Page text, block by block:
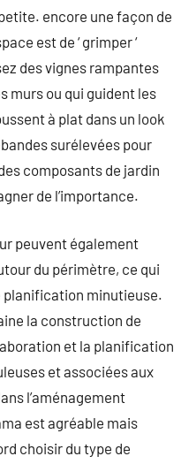
encore une façon de
est de ‘ grimper ‘
des vignes rampantes
murs ou qui guident les
à plat dans un look
surélevées pour
composants de jardin
de l’importance.
peuvent également
du périmètre, ce qui
planification minutieuse.
la construction de
et la planification
et associées aux
l’aménagement
est agréable mais
choisir du type de